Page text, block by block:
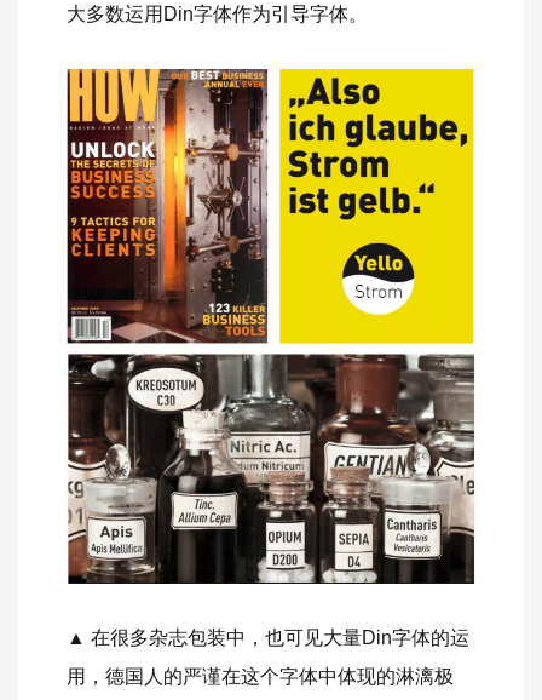
大多数运用Din字体作为引导字体。
▲ 在很多杂志包装中，也可见大量Din字体的运
用，德国人的严谨在这个字体中体现的淋漓极